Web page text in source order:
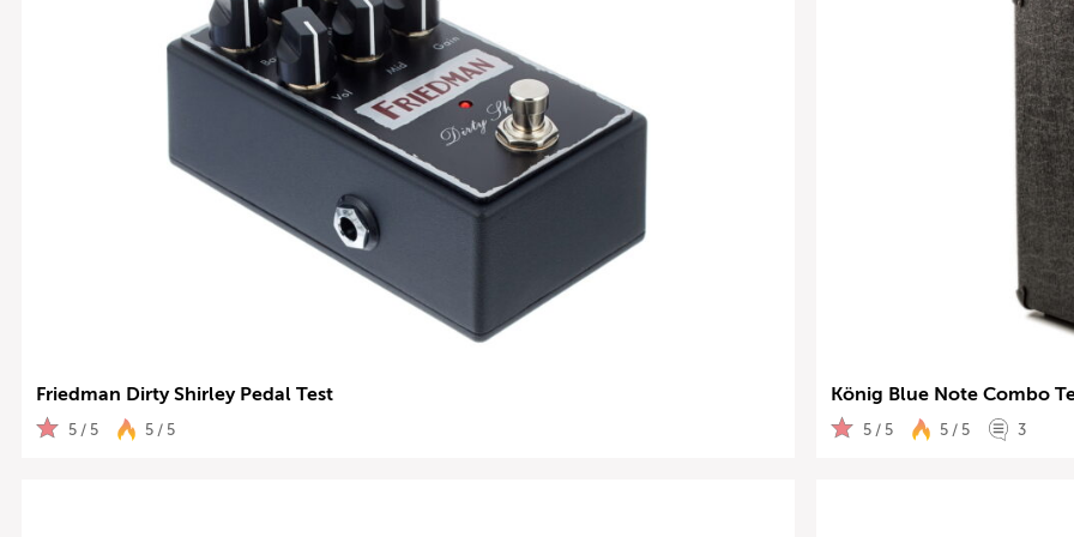
Friedman Dirty Shirley Pedal Test
5 / 5 5 / 5
König Blue Note Combo
5 / 5 5 / 5 3